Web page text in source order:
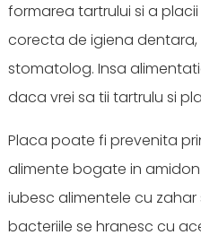
formarea tartrului si a
corecta de igiena
stomatolog. Insa
daca vrei sa tii tartrulu si
Placa poate fi prevenita
alimente bogate in amidon
iubesc alimentele cu
bacteriile se hranesc cu